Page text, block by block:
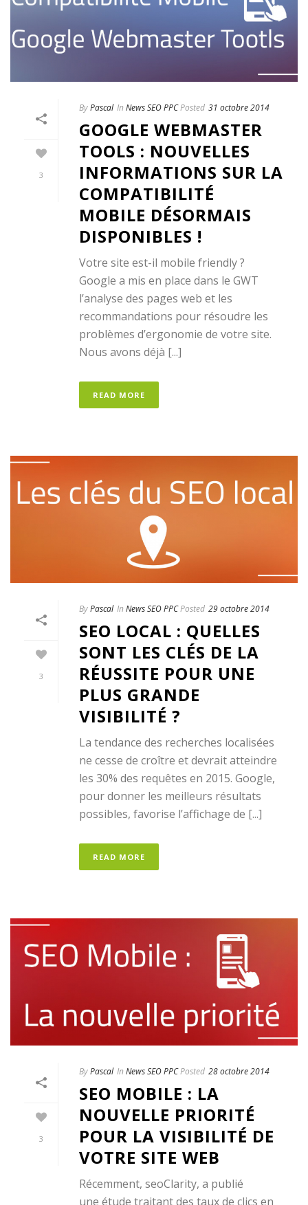
3
ByPascal In News SEO PPCPosted 31 octobre 2014
GOOGLE WEBMASTER
TOOLS : NOUVELLES
INFORMATIONS SUR LA
COMPATIBILITÉ
MOBILE DÉSORMAIS
DISPONIBLES !
Votre site est-il mobile friendly ?
Google a mis en place dans le GWT
l’analyse des pages web et les
recommandations pour résoudre les
problèmes d’ergonomie de votre site.
Nous avons déjà [...]
READ MORE
3
ByPascal In News SEO PPCPosted 29 octobre 2014
SEO LOCAL : QUELLES
SONT LES CLÉS DE LA
RÉUSSITE POUR UNE
PLUS GRANDE
VISIBILITÉ ?
La tendance des recherches localisées
ne cesse de croître et devrait atteindre
les 30% des requêtes en 2015. Google,
pour donner les meilleurs résultats
possibles, favorise l’affichage de [...]
READ MORE
3
ByPascal In News SEO PPCPosted 28 octobre 2014
SEO MOBILE : LA
NOUVELLE PRIORITÉ
POUR LA VISIBILITÉ DE
VOTRE SITE WEB
Récemment, seoClarity, a publié
une étude traitant des taux de clics en